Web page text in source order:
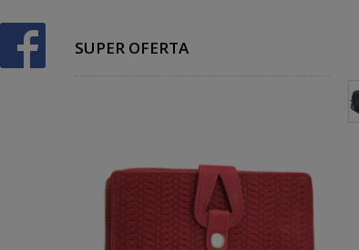
SUPER OFERTA